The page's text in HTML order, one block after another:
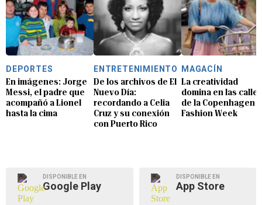
DEPORTES
En imágenes: Jorge
Messi, el padre que
acompañó a Lionel
hasta la cima
ENTRETENIMIENTO
De los archivos de El
Nuevo Día:
recordando a Celia
Cruz y su conexión
con Puerto Rico
MAGACÍN
La creatividad
domina en las calles
de la Copenhagen
Fashion Week
DISPONIBLE EN
Google Play
DISPONIBLE EN
App Store